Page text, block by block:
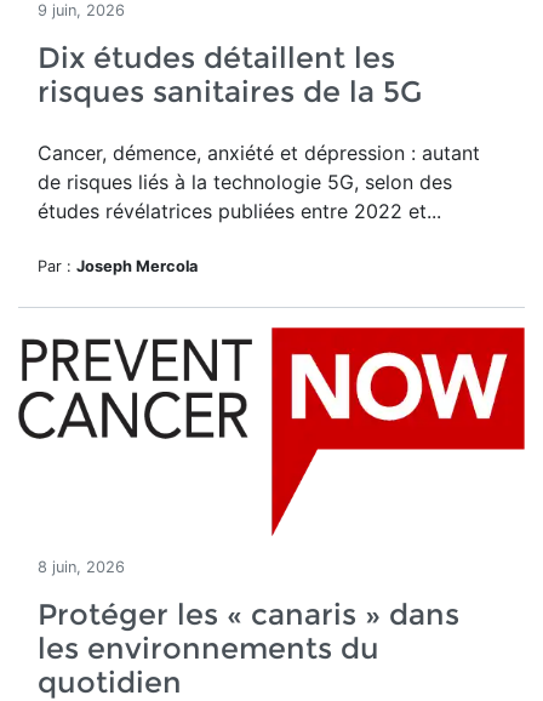
9 juin, 2026
Dix études détaillent les
risques sanitaires de la 5G
Cancer, démence, anxiété et dépression : autant
de risques liés à la technologie 5G, selon des
études révélatrices publiées entre 2022 et...
Par : Joseph Mercola
8 juin, 2026
Protéger les « canaris » dans
les environnements du
quotidien